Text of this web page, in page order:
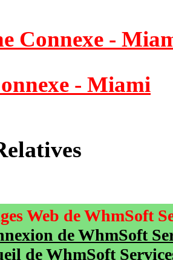
Connexe -
- Miami
Web de WhmSoft
de WhmSoft
de WhmSoft